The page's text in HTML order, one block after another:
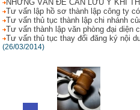
NHỮNG VẤN ĐỀ CẦN LƯU Ý KHI
Tư vấn lập hồ sơ thành lập công ty
Tư vấn thủ tục thành lập chi nhánh
Tư vấn thành lập văn phòng đại diện
Tư vấn thủ tục thay đổi đăng ký nội
(26/03/2014)